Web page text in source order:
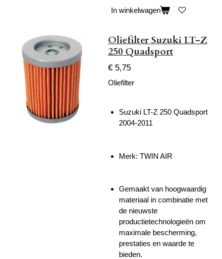
In winkelwagen
Oliefilter Suzuki LT-Z
250 Quadsport
€ 5,75
Oliefilter
Suzuki LT-Z 250 Quadsport
2004-2011
Merk: TWIN AIR
Gemaakt van hoogwaardig
materiaal in combinatie met
de nieuwste
productietechnologieën om
maximale bescherming,
prestaties en waarde te
bieden.